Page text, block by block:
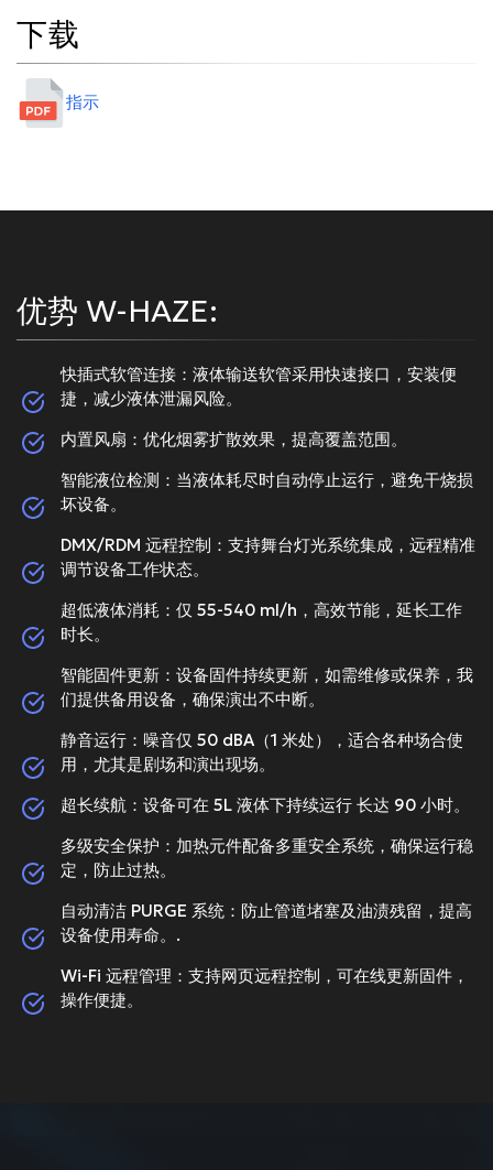
下载
指示
优势 W-HAZE:
快插式软管连接：液体输送软管采用快速接口，安装便
捷，减少液体泄漏风险。
内置风扇：优化烟雾扩散效果，提高覆盖范围。
智能液位检测：当液体耗尽时自动停止运行，避免干烧损
坏设备。
DMX/RDM 远程控制：支持舞台灯光系统集成，远程精准
调节设备工作状态。
超低液体消耗：仅 55-540 ml/h，高效节能，延长工作
时长。
智能固件更新：设备固件持续更新，如需维修或保养，我
们提供备用设备，确保演出不中断。
静音运行：噪音仅 50 dBA（1 米处），适合各种场合使
用，尤其是剧场和演出现场。
超长续航：设备可在 5L 液体下持续运行 长达 90 小时。
多级安全保护：加热元件配备多重安全系统，确保运行稳
定，防止过热。
自动清洁 PURGE 系统：防止管道堵塞及油渍残留，提高
设备使用寿命。.
Wi-Fi 远程管理：支持网页远程控制，可在线更新固件，
操作便捷。